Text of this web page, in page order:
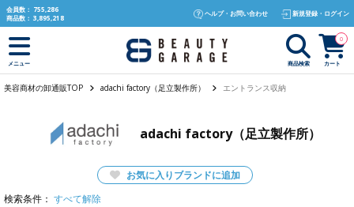
text.skipToContent
text.skipToNavigation
会員数： 755,286
商品数： 3,895,218
ヘルプ・お問い合わせ 新規登録・ログイン
メニュー 商品検索 カート
0
美容商材の卸通販TOP adachi factory（足立製作所） エントランス収納
adachi factory（足立製作所）
お気に入りブランドに追加
検索条件： すべて解除